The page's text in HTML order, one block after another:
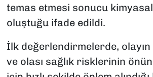
temas etmesi sonucu
oluştuğu ifade edildi.
İlk değerlendirmelerde,
ve olası sağlık risklerinin